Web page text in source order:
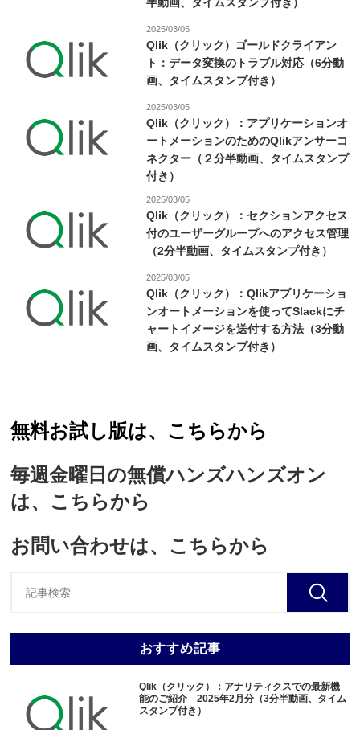
2025/03/05
Qlik（クリック）ゴールドクライアン
ト：データ変換のトラブル対応（6分動
画、タイムスタンプ付き）
2025/03/05
Qlik（クリック）：アプリケーションオ
ートメーションのためのQlikアンサーコ
ネクター（２分半動画、タイムスタンプ
付き）
2025/03/05
Qlik（クリック）：セクションアクセス
付のユーザーグループへのアクセス管理
（2分半動画、タイムスタンプ付き）
2025/03/05
Qlik（クリック）：Qlikアプリケーショ
ンオートメーションを使ってSlackにチ
ャートイメージを送付する方法（3分動
画、タイムスタンプ付き）
無料お試し版は、こちらから
毎週金曜日の無償ハンズハンズオン
は、こちらから
お問い合わせは、こちらから
おすすめ記事
Qlik（クリック）：アナリティクスでの最新機
能のご紹介 2025年2月分（3分半動画、タイム
スタンプ付き）